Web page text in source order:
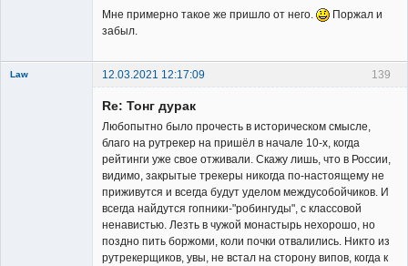
Мне примерно такое же пришло от него.
Поржал и
забыл.
139
Law
12.03.2021 12:17:09
Re: Тонг дурак
Любопытно было прочесть в историческом смысле,
благо на рутрекер на пришёл в начале 10-х, когда
рейтинги уже свое отживали. Скажу лишь, что в России,
видимо, закрытые трекеры никогда по-настоящему не
приживутся и всегда будут уделом междусобойчиков. И
всегда найдутся гопники-"робингуды", с классовой
ненавистью. Лезть в чужой монастырь нехорошо, но
поздно пить боржоми, коли почки отвалились. Никто из
рутрекерщиков, увы, не встал на сторону випов, когда к